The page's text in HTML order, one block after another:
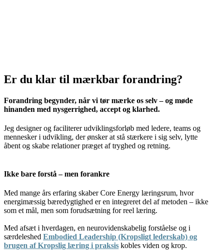
Er du klar til mærkbar forandring?
Forandring begynder, når vi tør mærke os selv – og møde
hinanden med nysgerrighed, accept og klarhed.
Jeg designer og faciliterer udviklingsforløb med ledere, teams og
mennesker i udvikling, der ønsker at stå stærkere i sig selv, lytte
åbent og skabe relationer præget af tryghed og retning.
Ikke bare forstå – men forankre
Med mange års erfaring skaber Core Energy læringsrum, hvor
energimæssig bæredygtighed er en integreret del af metoden – ikke
som et mål, men som forudsætning for reel læring.
Med afsæt i hverdagen, en neurovidenskabelig forståelse og i
særdeleshed Embodied Leadership (Kropsligt lederskab) og
brugen af Kropslig læring i praksis kobles viden og krop.